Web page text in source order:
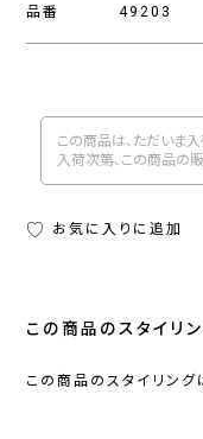
品番 49203
この商品は、ただいま
入荷次第、この商品の
お気に入りに追加
この商品のスタイリ
この商品のスタイリング